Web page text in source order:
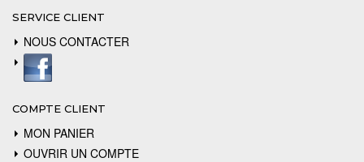
SERVICE CLIENT
NOUS CONTACTER
COMPTE CLIENT
MON PANIER
OUVRIR UN COMPTE